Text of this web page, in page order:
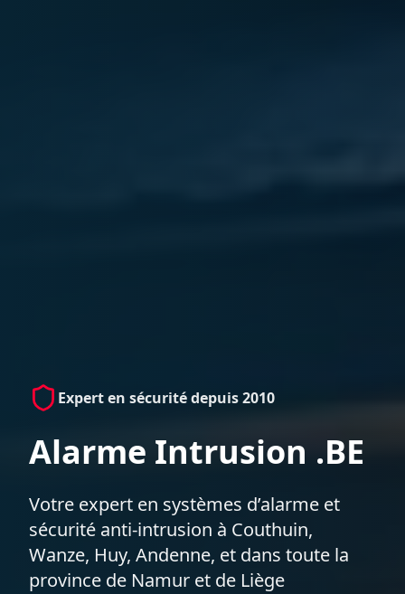
Expert en sécurité depuis 2010
Alarme Intrusion .BE
Votre expert en systèmes d’alarme et
sécurité anti-intrusion à Couthuin,
Wanze, Huy, Andenne, et dans toute la
province de Namur et de Liège